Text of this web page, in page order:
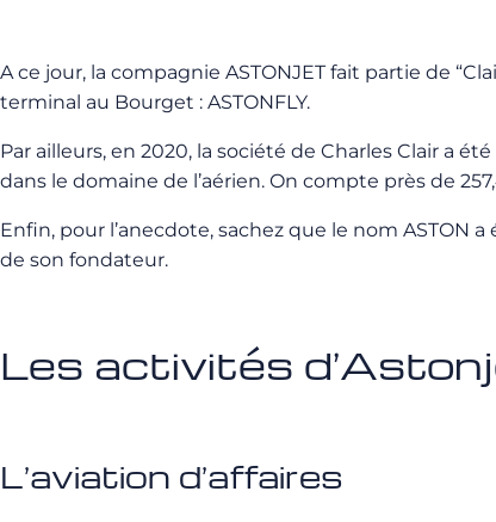
A ce jour, la compagnie ASTONJET fait partie de
terminal au Bourget : ASTONFLY.
Par ailleurs, en 2020, la société de Charles Clair a
dans le domaine de l’aérien. On compte près de
Enfin, pour l’anecdote, sachez que le nom ASTON
de son fondateur.
Les activités
L’aviation d’affaires